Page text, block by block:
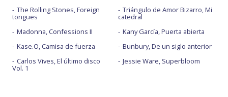
The Rolling Stones, Foreign
tongues
Madonna, Confessions II
Kase.O, Camisa de fuerza
Carlos Vives, El último disco
Vol. 1
Triángulo de Amor Bizarro, Mi
catedral
Kany García, Puerta abierta
Bunbury, De un siglo anterior
Jessie Ware, Superbloom